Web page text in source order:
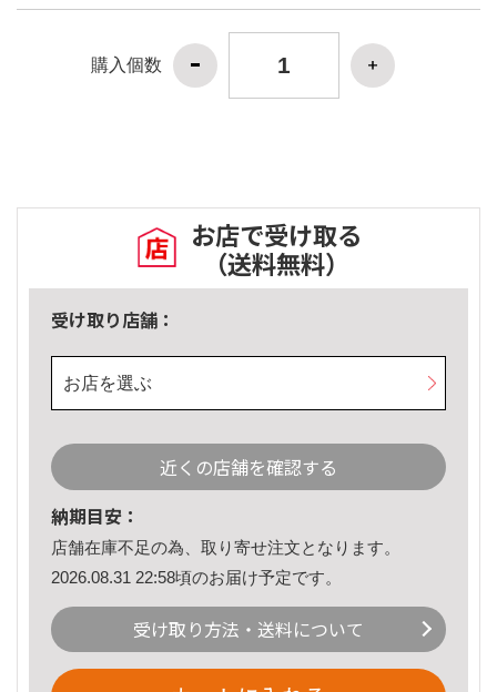
購入個数
お店で受け取る
（送料無料）
受け取り店舗：
お店を選ぶ
近くの店舗を確認する
納期目安：
店舗在庫不足の為、取り寄せ注文となります。
2026.08.31 22:58頃のお届け予定です。
受け取り方法・送料について